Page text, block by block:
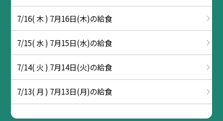
7/16( 木 ) 7月16日(木)の給食
7/15( 水 ) 7月15日(水)の給食
7/14( 火 ) 7月14日(火)の給食
7/13( 月 ) 7月13日(月)の給食